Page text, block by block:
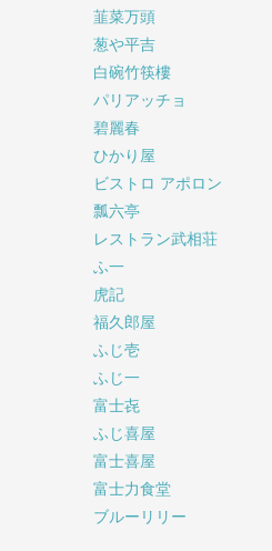
韮菜万頭
葱や平吉
白碗竹筷樓
パリアッチョ
碧麗春
ひかり屋
ビストロ アポロン
瓢六亭
レストラン武相荘
ふ一
虎記
福久郎屋
ふじ壱
ふじ一
富士㐂
ふじ喜屋
富士喜屋
富士力食堂
ブルーリリー